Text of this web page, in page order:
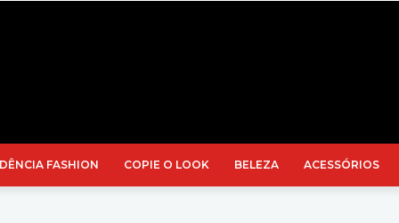
FASHION COPIE O LOOK BELEZA ACESSÓRIOS